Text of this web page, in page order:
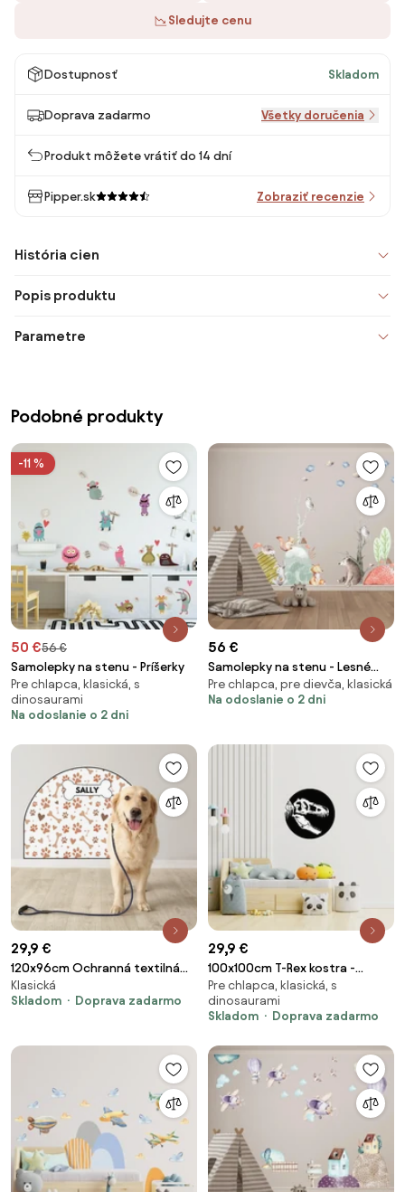
Sledujte cenu
Dostupnosť Skladom
Doprava zadarmo Všetky doručenia
Produkt môžete vrátiť do 14 dní
Pipper.sk Zobraziť recenzie
História cien
Popis produktu
Parametre
Podobné produkty
-11 %
50 €56 €
Samolepky na stenu - Príšerky
Pre chlapca, klasická, s
dinosaurami
Na odoslanie o 2 dni
56 €
Samolepky na stenu - Lesné
zvieratká
Pre chlapca, pre dievča, klasická
Na odoslanie o 2 dni
29,9 €
120x96cm Ochranná textilná
nálepka na stenu - Oblúk -
Labky Veľkosť: 83x60cm, Motív:
Klasická
Skladom
Doprava zadarmo
29,9 €
100x100cm T-Rex kostra -
textilná nálepka na stenu
Veľkosť: 60 cm
Pre chlapca, klasická, s
dinosaurami
Skladom
Doprava zadarmo